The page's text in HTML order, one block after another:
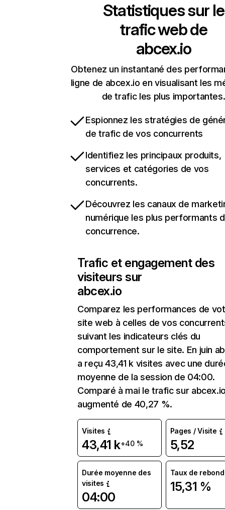
Statistiques sur le
trafic web de
abcex.io
Obtenez un instantané des
ligne de abcex.io en visualisant les
de trafic les plus importantes.
Espionnez les stratégies de
de trafic de vos concurrents
Identifiez les principaux produits,
services et catégories de vos
concurrents.
Découvrez les canaux de
numérique les plus performants
concurrence.
Trafic et engagement des
visiteurs sur
abcex.io
Comparez les performances de
site web à celles de vos
suivant les indicateurs clés du
comportement sur le site. En juin
a reçu 43,41 k visites avec une
moyenne de la session de 04:00.
Comparé à mai le trafic sur
augmenté de 40,27 %.
Visites
43,41 k+40 %
Pages / Visite
5,52
Durée moyenne des
visites
04:00
Taux de rebond
15,31 %